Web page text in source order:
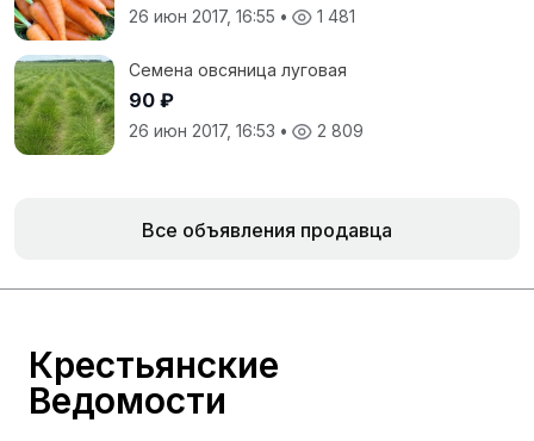
26 июн 2017, 16:55 • 1 481
Семена овсяница луговая
90 ₽
26 июн 2017, 16:53 • 2 809
Все объявления продавца
Крестьянские
Ведомости